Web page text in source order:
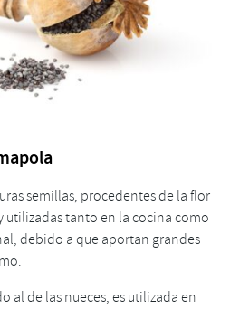
semillas, procedentes de la flor
utilizadas tanto en la cocina como
debido a que aportan grandes
al de las nueces, es utilizada en